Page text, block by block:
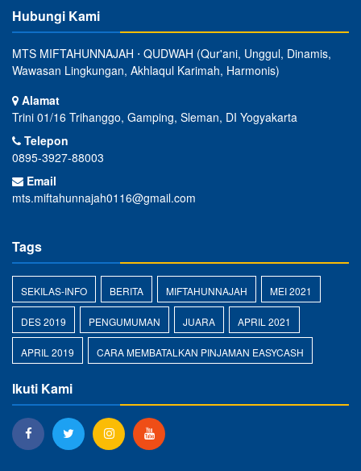
Hubungi Kami
MTS MIFTAHUNNAJAH ⋅ QUDWAH (Qur'ani, Unggul, Dinamis,
Wawasan Lingkungan, Akhlaqul Karimah, Harmonis)
Alamat
Trini 01/16 Trihanggo, Gamping, Sleman, DI Yogyakarta
Telepon
0895-3927-88003
Email
mts.miftahunnajah0116@gmail.com
Tags
SEKILAS-INFO BERITA MIFTAHUNNAJAH MEI 2021
DES 2019 PENGUMUMAN JUARA APRIL 2021
APRIL 2019 CARA MEMBATALKAN PINJAMAN EASYCASH
Ikuti Kami